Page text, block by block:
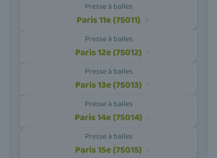
Presse à balles
Paris 11e (75011)
Presse à balles
Paris 12e (75012)
Presse à balles
Paris 13e (75013)
Presse à balles
Paris 14e (75014)
Presse à balles
Paris 15e (75015)